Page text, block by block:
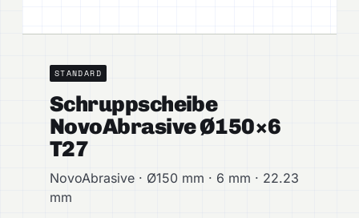
STANDARD
Schruppscheibe
NovoAbrasive Ø150×6
T27
NovoAbrasive · Ø150 mm · 6 mm · 22.23
mm